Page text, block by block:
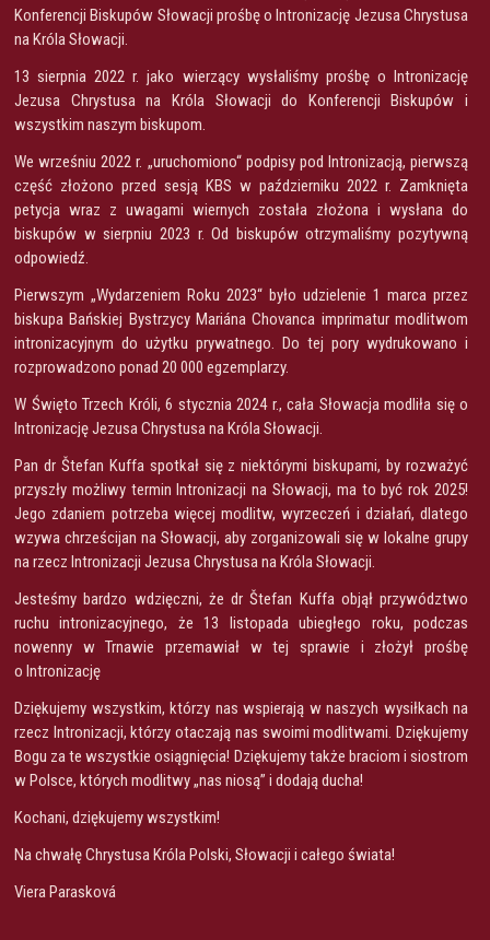
Konferencji Biskupów Słowacji prośbę o Intronizację Jezusa Chrystusa
na Króla Słowacji.
13 sierpnia 2022 r. jako wierzący wysłaliśmy prośbę o Intronizację
Jezusa Chrystusa na Króla Słowacji do Konferencji Biskupów i
wszystkim naszym biskupom.
We wrześniu 2022 r. „uruchomiono“ podpisy pod Intronizacją, pierwszą
część złożono przed sesją KBS w październiku 2022 r. Zamknięta
petycja wraz z uwagami wiernych została złożona i wysłana do
biskupów w sierpniu 2023 r. Od biskupów otrzymaliśmy pozytywną
odpowiedź.
Pierwszym „Wydarzeniem Roku 2023“ było udzielenie 1 marca przez
biskupa Bańskiej Bystrzycy Mariána Chovanca imprimatur modlitwom
intronizacyjnym do użytku prywatnego. Do tej pory wydrukowano i
rozprowadzono ponad 20 000 egzemplarzy.
W Święto Trzech Króli, 6 stycznia 2024 r., cała Słowacja modliła się o
Intronizację Jezusa Chrystusa na Króla Słowacji.
Pan dr Štefan Kuffa spotkał się z niektórymi biskupami, by rozważyć
przyszły możliwy termin Intronizacji na Słowacji, ma to być rok 2025!
Jego zdaniem potrzeba więcej modlitw, wyrzeczeń i działań, dlatego
wzywa chrześcijan na Słowacji, aby zorganizowali się w lokalne grupy
na rzecz Intronizacji Jezusa Chrystusa na Króla Słowacji.
Jesteśmy bardzo wdzięczni, że dr Štefan Kuffa objął przywództwo
ruchu intronizacyjnego, że 13 listopada ubiegłego roku, podczas
nowenny w Trnawie przemawiał w tej sprawie i złożył prośbę
o Intronizację
Dziękujemy wszystkim, którzy nas wspierają w naszych wysiłkach na
rzecz Intronizacji, którzy otaczają nas swoimi modlitwami. Dziękujemy
Bogu za te wszystkie osiągnięcia! Dziękujemy także braciom i siostrom
w Polsce, których modlitwy „nas niosą” i dodają ducha!
Kochani, dziękujemy wszystkim!
Na chwałę Chrystusa Króla Polski, Słowacji i całego świata!
Viera Parasková